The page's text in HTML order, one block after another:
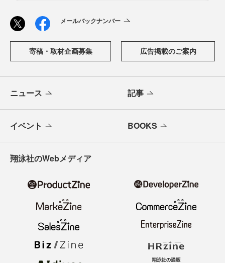
メールバックナンバー
寄稿・取材企画募集 広告掲載のご案内
ニュース 記事
イベント BOOKS
翔泳社のWebメディア